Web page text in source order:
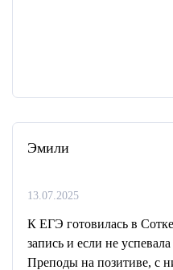
Эмили
13.07.2025
К ЕГЭ готовилась в
запись и если не
Преподы на позитиве, с